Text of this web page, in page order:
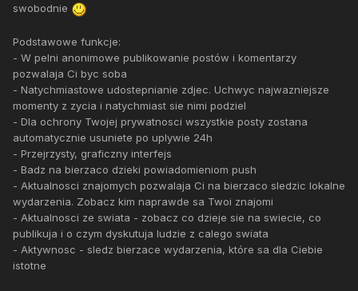
swobodnie
Podstawowe funkcje:
- W pelni anonimowe publikowanie postów i komentarzy
pozwalaja Ci byc soba
- Natychmiastowe udostepnianie zdjec. Uchwyc najwazniejsze
momenty z zycia i natychmiast sie nimi podziel
- Dla ochrony Twojej prywatnosci wszystkie posty zostana
automatycznie usuniete po uplywie 24h
- Przejrzysty, graficzny interfejs
- Badz na bierzaco dzieki powiadomieniom push
- Aktualnosci znajomych pozwalaja Ci na bierzaco sledzic lokalne
wydarzenia. Zobacz kim naprawde sa Twoi znajomi
- Aktualnosci ze swiata - zobacz co dzieje sie na swiecie, co
publikuja i o czym dyskutuja ludzie z calego swiata
- Aktywnosc - sledz bierzace wydarzenia, które sa dla Ciebie
istotne